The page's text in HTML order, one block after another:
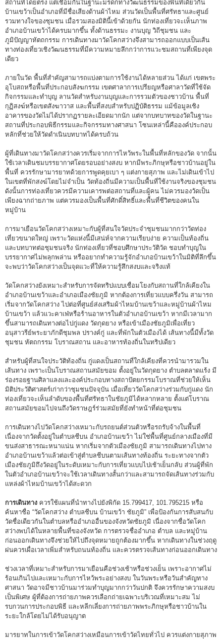
สถานที่โดยตรง แต่เชื่อมกันในฐานะมรดกทางวัฒนธรรมของพื้นที่เดียวกัน
บ้านเขว้าเป็นอำเภอที่มีชื่อเสียงด้านผ้าไหม ส่วนวัดเป็นพื้นที่ศรัทธาและศูนย์
รวมทางใจของชุมชน เมื่อรวมสองมิตินี้เข้าด้วยกัน นักท่องเที่ยวจะเห็นภาพ
อำเภอบ้านเขว้าได้ครบมากขึ้น ทั้งด้านธรรมะ งานบุญ วิถีชุมชน และ
ภูมิปัญญาหัตถกรรม การเดินทางมาวัดโคกสว่างจึงสามารถออกแบบเป็นเส้น
ทางท่องเที่ยวเชิงวัฒนธรรมที่มีความหมายลึกกว่าการแวะชมสถานที่เพียงจุด
เดียว
ภายในวัด พื้นที่สำคัญสามารถแบ่งตามการใช้งานได้หลายส่วน ได้แก่ เขตพระ
อุโบสถหรือพื้นที่ประกอบสังฆกรรม เขตศาลาการเปรียญหรือศาลาวัดที่ใช้จัด
กิจกรรมและทำบุญ ลานวัดสำหรับงานบุญและการรวมตัวของชาวบ้าน พื้นที่
กุฏิสงฆ์หรือเขตสังฆาวาส และพื้นที่สงบสำหรับปฏิบัติธรรม แม้ข้อมูลเชิง
อาคารของวัดไม่ได้ปรากฏรายละเอียดมากนัก แต่จากบทบาทของวัดในฐานะ
สถานที่ประกอบพิธีกรรมและกิจกรรมทางศาสนา โซนเหล่านี้คือองค์ประกอบ
หลักที่ช่วยให้วัดดำเนินบทบาทได้ครบถ้วน
ผู้ที่เดินทางมาวัดโคกสว่างควรเริ่มจากการไหว้พระในพื้นที่หลักของวัด จากนั้น
ใช้เวลาเดินชมบรรยากาศโดยรอบอย่างสงบ หากมีพระภิกษุหรือชาวบ้านอยู่ใน
พื้นที่ ควรรักษามารยาทด้วยการพูดคุยเบา ๆ แต่งกายสุภาพ และไม่เดินเข้าไป
ในเขตที่พักสงฆ์โดยไม่จำเป็น วัดท้องถิ่นมีความเป็นพื้นที่ใช้งานจริงของชุมชน
ดังนั้นการท่องเที่ยวควรมีความเคารพต่อสถานที่และผู้คน ไม่ควรมองวัดเป็น
เพียงฉากถ่ายภาพ แต่ควรมองเป็นพื้นที่ศักดิ์สิทธิ์และพื้นที่ชีวิตของคนใน
หมู่บ้าน
การมาเยือนวัดโคกสว่างเหมาะกับผู้ที่สนใจวัดประจำชุมชนมากกว่าวัดท่อง
เที่ยวขนาดใหญ่ เพราะวัดแห่งนี้มีเสน่ห์จากความเรียบง่าย ความเป็นท้องถิ่น
และบทบาทต่อชุมชนจริง นักท่องเที่ยวที่ชอบศึกษาประวัติวัด ชอบทำบุญใน
บรรยากาศไม่พลุกพล่าน หรืออยากทำความรู้จักอำเภอบ้านเขว้าในมิติที่ลึกขึ้น
จะพบว่าวัดโคกสว่างเป็นจุดแวะที่ให้ความรู้สึกสงบและจริงแท้
วัดโคกสว่างยังเหมาะสำหรับการจัดทริปแบบเชื่อมโยงกับสถานที่ใกล้เคียงใน
อำเภอบ้านเขว้าและอำเภอเมืองชัยภูมิ หากต้องการเที่ยวแบบครึ่งวัน สามารถ
เริ่มจากวัดโคกสว่าง ไปต่อที่ศูนย์ส่งเสริมผ้าไหมบ้านเขว้าและหมู่บ้านผ้าไหม
บ้านเขว้า แล้วแวะคาเฟ่หรือร้านอาหารในตัวอำเภอบ้านเขว้า หากมีเวลามาก
ขึ้นสามารถเดินทางต่อไปกู่แดง วัดกุดยาง หรือเข้าเมืองชัยภูมิเพื่อเที่ยว
อนุสาวรีย์พระยาภักดีชุมพล ปรางค์กู่ และที่พักในตัวเมืองได้ เส้นทางนี้มีทั้งวัด
ชุมชน หัตถกรรม โบราณสถาน และอาหารท้องถิ่นในทริปเดียว
สำหรับผู้ที่สนใจประวัติท้องถิ่น กู่แดงเป็นสถานที่ใกล้เคียงที่ควรนำมารวมใน
เส้นทาง เพราะเป็นโบราณสถานสมัยขอม ตั้งอยู่ในวัดกุดยาง ตำบลตลาดแร้ง มี
ร่องรอยฐานศิลาแลงและองค์ประกอบทางสถาปัตยกรรมโบราณที่ช่วยให้เห็น
มิติประวัติศาสตร์เก่ากว่าชุมชนปัจจุบัน เมื่อเที่ยววัดโคกสว่างร่วมกับกู่แดง นัก
ท่องเที่ยวจะเห็นลำดับของพื้นที่ศรัทธาในชัยภูมิได้หลากหลาย ตั้งแต่โบราณ
สถานสมัยขอมไปจนถึงวัดราษฎร์ร่วมสมัยที่ยังทำหน้าที่ต่อชุมชน
การเดินทางไปวัดโคกสว่างเหมาะกับรถยนต์ส่วนตัวหรือรถรับจ้างในพื้นที่
เนื่องจากวัดตั้งอยู่ในตำบลชีบน อำเภอบ้านเขว้า ไม่ใช่พื้นที่ศูนย์กลางเมืองที่มี
ขนส่งสาธารณะหนาแน่น หากเริ่มจากตัวเมืองชัยภูมิ สามารถเดินทางไปทาง
อำเภอบ้านเขว้าแล้วต่อเข้าสู่ตำบลชีบนตามเส้นทางท้องถิ่น ระยะทางจากตัว
เมืองชัยภูมิถึงวัดอยู่ในระดับเหมาะกับการเที่ยวแบบไปเช้าเย็นกลับ ส่วนผู้ที่พัก
ในตัวอำเภอบ้านเขว้าจะใช้เวลาเดินทางสั้นกว่าและสามารถจัดเส้นทางร่วมกับ
แหล่งผ้าไหมบ้านเขว้าได้สะดวก
การเดินทาง ควรใช้แผนที่นำทางไปยังพิกัด 15.799417, 101.795215 หรือ
ค้นหาชื่อ “วัดโคกสว่าง ตำบลชีบน บ้านเขว้า ชัยภูมิ” เพื่อป้องกันการสับสนกับ
วัดชื่อเดียวกันในตำบลหรืออำเภออื่นของจังหวัดชัยภูมิ เนื่องจากชื่อวัดโคก
สว่างพบได้ในหลายพื้นที่ของจังหวัด การตรวจชื่ออำเภอ ตำบล และหมู่บ้าน
ก่อนออกเดินทางจึงช่วยให้ไปถึงจุดหมายถูกต้องมากขึ้น หากเดินทางในช่วงฤดู
ฝนควรเผื่อเวลาเพิ่มสำหรับถนนท้องถิ่น และควรตรวจเส้นทางก่อนออกเดินทาง
ช่วงเวลาที่เหมาะสำหรับการมาเยือนคือช่วงเช้าหรือช่วงเย็น เพราะอากาศไม่
ร้อนเกินไปและเหมาะกับการไหว้พระอย่างสงบ ในวันพระหรือวันสำคัญทาง
ศาสนา วัดอาจมีชาวบ้านมาร่วมทำบุญมากกว่าวันปกติ จึงควรรักษาความสงบ
เป็นพิเศษ ผู้ที่ต้องการถ่ายภาพควรเลือกถ่ายเฉพาะบริเวณที่เหมาะสม ไม่
รบกวนการประกอบพิธี และหลีกเลี่ยงการถ่ายภาพพระภิกษุหรือชาวบ้านใน
ระยะใกล้โดยไม่ได้รับอนุญาต
มารยาทในการเข้าวัดโคกสว่างเหมือนการเข้าวัดไทยทั่วไป ควรแต่งกายสุภาพ